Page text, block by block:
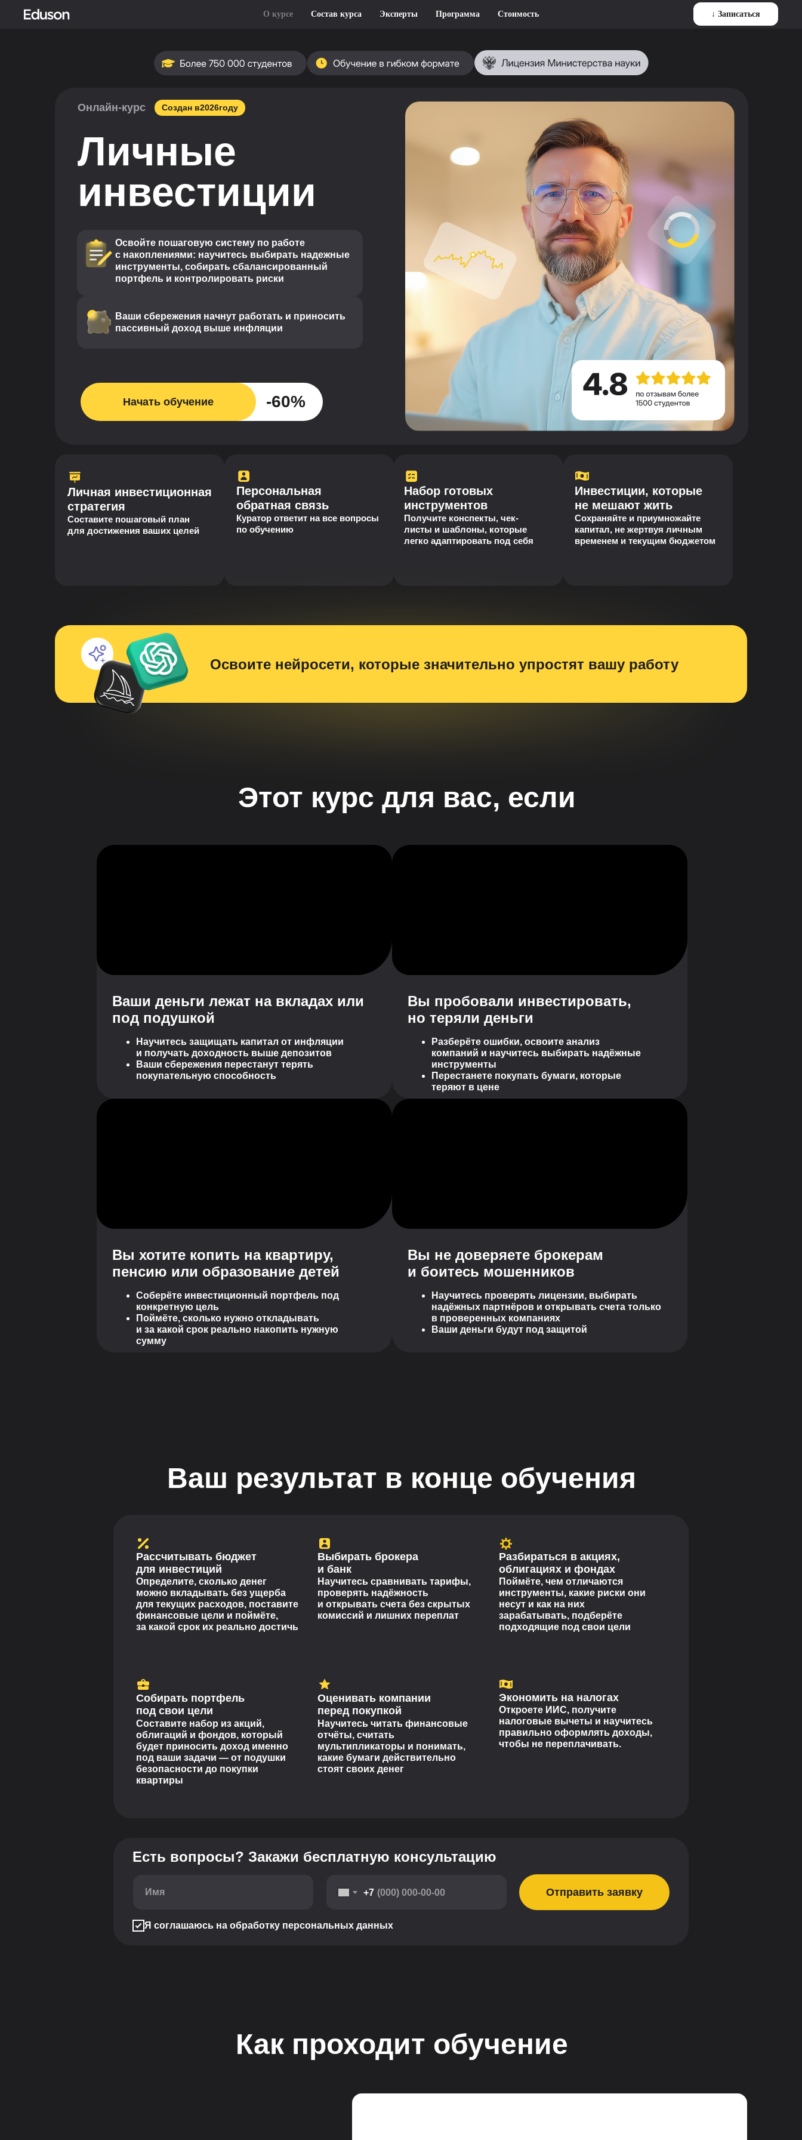
О курсе Состав курса Эксперты Программа Стоимость ↓ Записаться
Личные
инвестиции
Cоздан в2026году
Онлайн-курс
Освойте пошаговую систему по работе
с накоплениями: научитесь выбирать надежные
инструменты, собирать сбалансированный
портфель и контролировать риски
Ваши сбережения начнут работать и приносить
пассивный доход выше инфляции
Начать обучение -60%
Личная инвестиционная
стратегия
Составите пошаговый план
для достижения ваших целей
Персональная
обратная связь
Куратор ответит на все вопросы
по обучению
Набор готовых
инструментов
Получите конспекты, чек-
листы и шаблоны, которые
легко адаптировать под себя
Инвестиции, которые
не мешают жить
Сохраняйте и приумножайте
капитал, не жертвуя личным
временем и текущим бюджетом
Освоите нейросети, которые значительно упростят вашу работу
Этот курс для вас, если
Ваши деньги лежат на вкладах или
под подушкой
Научитесь защищать капитал от инфляции
и получать доходность выше депозитов
Ваши сбережения перестанут терять
покупательную способность
Вы пробовали инвестировать,
но теряли деньги
Разберёте ошибки, освоите анализ
компаний и научитесь выбирать надёжные
инструменты
Перестанете покупать бумаги, которые
теряют в цене
Вы хотите копить на квартиру,
пенсию или образование детей
Соберёте инвестиционный портфель под
конкретную цель
Поймёте, сколько нужно откладывать
и за какой срок реально накопить нужную
сумму
Вы не доверяете брокерам
и боитесь мошенников
Научитесь проверять лицензии, выбирать
надёжных партнёров и открывать счета только
в проверенных компаниях
Ваши деньги будут под защитой
Разбираться в акциях,
облигациях и фондах
Поймёте, чем отличаются
инструменты, какие риски они
несут и как на них
зарабатывать, подберёте
подходящие под свои цели
Выбирать брокера
и банк
Научитесь сравнивать тарифы,
проверять надёжность
и открывать счета без скрытых
комиссий и лишних переплат
Рассчитывать бюджет
для инвестиций
Определите, сколько денег
можно вкладывать без ущерба
для текущих расходов, поставите
финансовые цели и поймёте,
за какой срок их реально достичь
Оценивать компании
перед покупкой
Научитесь читать финансовые
отчёты, считать
мультипликаторы и понимать,
какие бумаги действительно
стоят своих денег
Экономить на налогах
Откроете ИИС, получите
налоговые вычеты и научитесь
правильно оформлять доходы,
чтобы не переплачивать.
Собирать портфель
под свои цели
Составите набор из акций,
облигаций и фондов, который
будет приносить доход именно
под ваши задачи — от подушки
безопасности до покупки
квартиры
Ваш результат в конце обучения
+7 Отправить заявку
Есть вопросы? Закажи бесплатную консультацию
Я соглашаюсь на обработку персональных данных
Как проходит обучение